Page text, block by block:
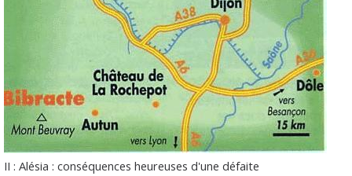
II : Alésia : conséquences heureuses d'une défaite